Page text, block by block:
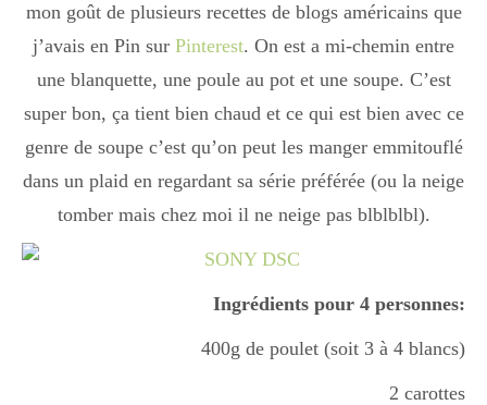
Entrée
plats
Dessert
Boisson chaudes
mon goût de plusieurs recettes de blogs américains que
j’avais en Pin sur Pinterest. On est a mi-chemin entre
une blanquette, une poule au pot et une soupe. C’est
super bon, ça tient bien chaud et ce qui est bien avec ce
genre de soupe c’est qu’on peut les manger emmitouflé
dans un plaid en regardant sa série préférée (ou la neige
tomber mais chez moi il ne neige pas blblblbl).
Ingrédients pour 4 personnes:
400g de poulet (soit 3 à 4 blancs)
2 carottes